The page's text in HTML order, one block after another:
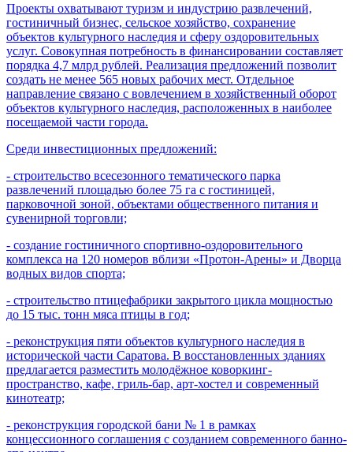
Проекты охватывают туризм и индустрию развлечений,
гостиничный бизнес, сельское хозяйство, сохранение
объектов культурного наследия и сферу оздоровительных
услуг. Совокупная потребность в финансировании составляет
порядка 4,7 млрд рублей. Реализация предложений позволит
создать не менее 565 новых рабочих мест. Отдельное
направление связано с вовлечением в хозяйственный оборот
объектов культурного наследия, расположенных в наиболее
посещаемой части города.
Среди инвестиционных предложений:
- строительство всесезонного тематического парка
развлечений площадью более 75 га с гостиницей,
парковочной зоной, объектами общественного питания и
сувенирной торговли;
- создание гостиничного спортивно-оздоровительного
комплекса на 120 номеров вблизи «Протон-Арены» и Дворца
водных видов спорта;
- строительство птицефабрики закрытого цикла мощностью
до 15 тыс. тонн мяса птицы в год;
- реконструкция пяти объектов культурного наследия в
исторической части Саратова. В восстановленных зданиях
предлагается разместить молодёжное коворкинг-
пространство, кафе, гриль-бар, арт-хостел и современный
кинотеатр;
- реконструкция городской бани № 1 в рамках
концессионного соглашения с созданием современного банно-